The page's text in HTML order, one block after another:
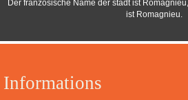
Informations
Der französische Name der stadt ist
ist Romagnieu.